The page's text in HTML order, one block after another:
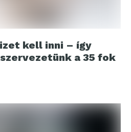
kell inni – így
a 35 fok